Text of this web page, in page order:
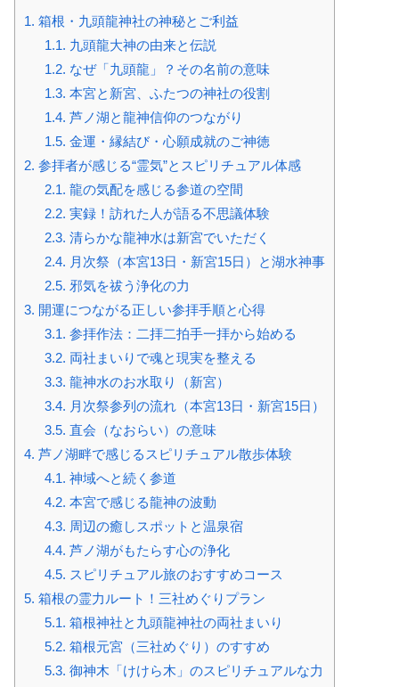
1. 箱根・九頭龍神社の神秘とご利益
1.1. 九頭龍大神の由来と伝説
1.2. なぜ「九頭龍」？その名前の意味
1.3. 本宮と新宮、ふたつの神社の役割
1.4. 芦ノ湖と龍神信仰のつながり
1.5. 金運・縁結び・心願成就のご神徳
2. 参拝者が感じる“霊気”とスピリチュアル体感
2.1. 龍の気配を感じる参道の空間
2.2. 実録！訪れた人が語る不思議体験
2.3. 清らかな龍神水は新宮でいただく
2.4. 月次祭（本宮13日・新宮15日）と湖水神事
2.5. 邪気を祓う浄化の力
3. 開運につながる正しい参拝手順と心得
3.1. 参拝作法：二拝二拍手一拝から始める
3.2. 両社まいりで魂と現実を整える
3.3. 龍神水のお水取り（新宮）
3.4. 月次祭参列の流れ（本宮13日・新宮15日）
3.5. 直会（なおらい）の意味
4. 芦ノ湖畔で感じるスピリチュアル散歩体験
4.1. 神域へと続く参道
4.2. 本宮で感じる龍神の波動
4.3. 周辺の癒しスポットと温泉宿
4.4. 芦ノ湖がもたらす心の浄化
4.5. スピリチュアル旅のおすすめコース
5. 箱根の霊力ルート！三社めぐりプラン
5.1. 箱根神社と九頭龍神社の両社まいり
5.2. 箱根元宮（三社めぐり）のすすめ
5.3. 御神木「けけら木」のスピリチュアルな力